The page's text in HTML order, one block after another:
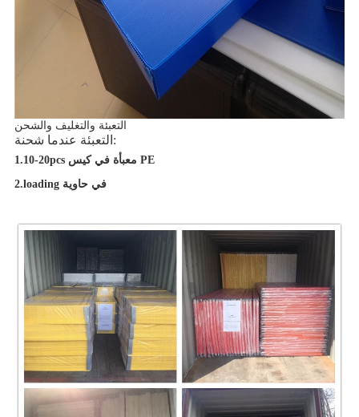
التعبئة والتغليف والشحن
التعبئة عندما شحنة:
1.10-20pcs معبأة في كيس PE
2.loading في حاوية